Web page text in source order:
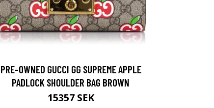
PRE-OWNED GUCCI GG SUPREME APPLE
PADLOCK SHOULDER BAG BROWN
15357 SEK